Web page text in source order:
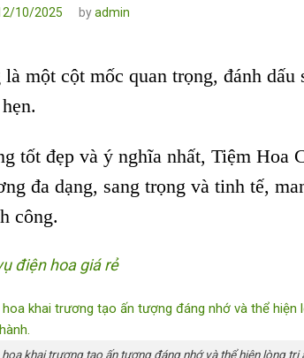
10/2025 byadmin
một cột mốc quan trọng, đánh
tốt đẹp và ý nghĩa nhất, Tiệm Hoa
đa dạng, sang trọng và tinh tế,
công.
điện hoa giá rẻ
hoa khai trương tạo ấn tượng đáng nhớ và thể hiện lòng